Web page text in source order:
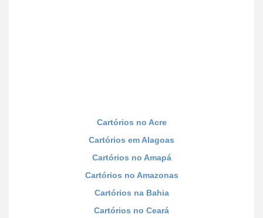
Cartórios no Acre
Cartórios em Alagoas
Cartórios no Amapá
Cartórios no Amazonas
Cartórios na Bahia
Cartórios no Ceará